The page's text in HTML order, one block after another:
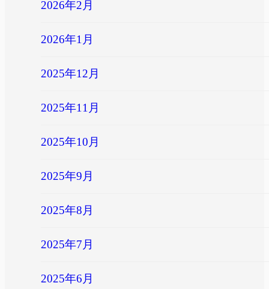
2026年2月
2026年1月
2025年12月
2025年11月
2025年10月
2025年9月
2025年8月
2025年7月
2025年6月